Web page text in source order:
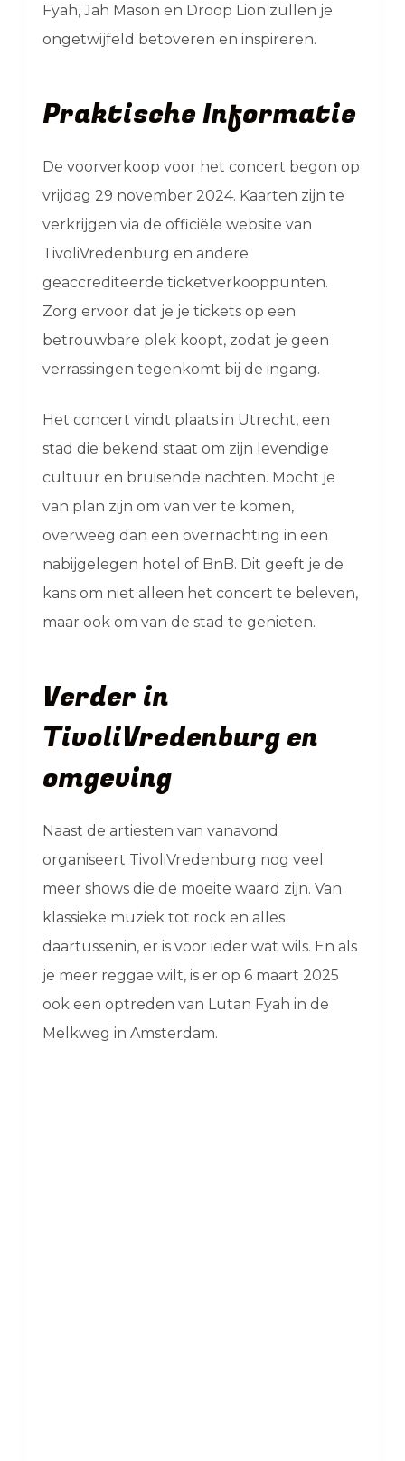
Fyah, Jah Mason en Droop Lion zullen je
ongetwijfeld betoveren en inspireren.
Praktische Informatie
De voorverkoop voor het concert begon op
vrijdag 29 november 2024. Kaarten zijn te
verkrijgen via de officiële website van
TivoliVredenburg en andere
geaccrediteerde ticketverkooppunten.
Zorg ervoor dat je je tickets op een
betrouwbare plek koopt, zodat je geen
verrassingen tegenkomt bij de ingang.
Het concert vindt plaats in Utrecht, een
stad die bekend staat om zijn levendige
cultuur en bruisende nachten. Mocht je
van plan zijn om van ver te komen,
overweeg dan een overnachting in een
nabijgelegen hotel of BnB. Dit geeft je de
kans om niet alleen het concert te beleven,
maar ook om van de stad te genieten.
Verder in
TivoliVredenburg en
omgeving
Naast de artiesten van vanavond
organiseert TivoliVredenburg nog veel
meer shows die de moeite waard zijn. Van
klassieke muziek tot rock en alles
daartussenin, er is voor ieder wat wils. En als
je meer reggae wilt, is er op 6 maart 2025
ook een optreden van Lutan Fyah in de
Melkweg in Amsterdam.